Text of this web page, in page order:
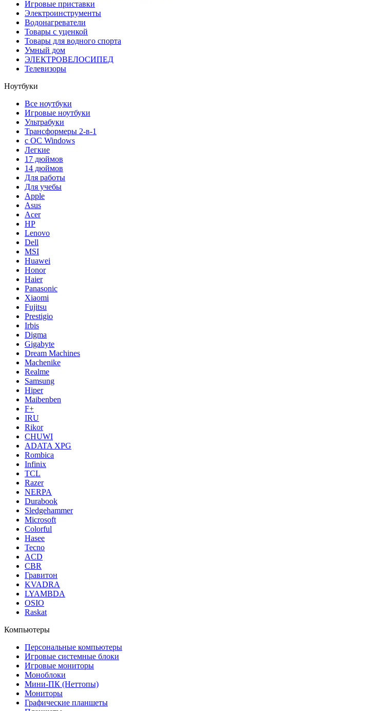
Игровые приставки
Электроинструменты
Водонагреватели
Товары с уценкой
Товары для водного спорта
Умный дом
ЭЛЕКТРОВЕЛОСИПЕД
Телевизоры
Ноутбуки
Все ноутбуки
Игровые ноутбуки
Ультрабуки
Трансформеры 2-в-1
с ОС Windows
Легкие
17 дюймов
14 дюймов
Для работы
Для учебы
Apple
Asus
Acer
HP
Lenovo
Dell
MSI
Huawei
Honor
Haier
Panasonic
Xiaomi
Fujitsu
Prestigio
Irbis
Digma
Gigabyte
Dream Machines
Machenike
Realme
Samsung
Hiper
Maibenben
F+
IRU
Rikor
CHUWI
ADATA XPG
Rombica
Infinix
TCL
Razer
NERPA
Durabook
Sledgehammer
Microsoft
Colorful
Hasee
Tecno
ACD
CBR
Гравитон
KVADRA
LYAMBDA
OSIO
Raskat
Компьютеры
Персональные компьютеры
Игровые системные блоки
Игровые мониторы
Моноблоки
Мини-ПК (Неттопы)
Мониторы
Графические планшеты